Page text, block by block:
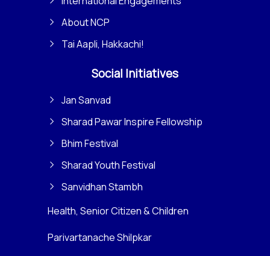
About NCP
Tai Aapli, Hakkachi!
Social Initiatives
Jan Sanvad
Sharad Pawar Inspire Fellowship
Bhim Festival
Sharad Youth Festival
Sanvidhan Stambh
Health, Senior Citizen & Children
Parivartanache Shilpkar